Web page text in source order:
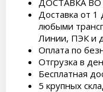
ДОСТАВКА
Доставка от 1
любыми
Линии, ПЭК и
Оплата по
Отгрузка в
Бесплатная
5 крупных